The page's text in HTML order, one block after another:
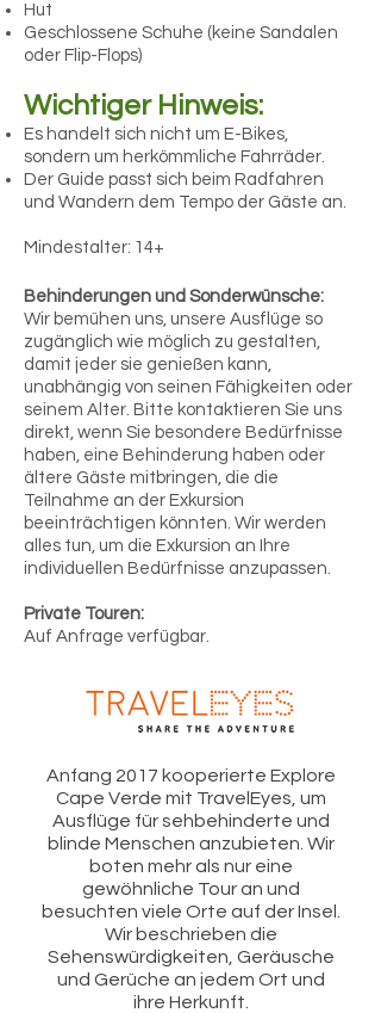
Hut
Geschlossene Schuhe (keine Sandalen
oder Flip-Flops)
Wichtiger Hinweis:
Es handelt sich nicht um E-Bikes,
sondern um herkömmliche Fahrräder.
Der Guide passt sich beim Radfahren
und Wandern dem Tempo der Gäste an.
Mindestalter: 14+
Behinderungen und Sonderwünsche:
Wir bemühen uns, unsere Ausflüge so
zugänglich wie möglich zu gestalten,
damit jeder sie genießen kann,
unabhängig von seinen Fähigkeiten oder
seinem Alter. Bitte kontaktieren Sie uns
direkt, wenn Sie besondere Bedürfnisse
haben, eine Behinderung haben oder
ältere Gäste mitbringen, die die
Teilnahme an der Exkursion
beeinträchtigen könnten. Wir werden
alles tun, um die Exkursion an Ihre
individuellen Bedürfnisse anzupassen.
Private Touren:
Auf Anfrage verfügbar.
Anfang 2017 kooperierte Explore
Cape Verde mit TravelEyes, um
Ausflüge für sehbehinderte und
blinde Menschen anzubieten. Wir
boten mehr als nur eine
gewöhnliche Tour an und
besuchten viele Orte auf der Insel.
Wir beschrieben die
Sehenswürdigkeiten, Geräusche
und Gerüche an jedem Ort und
ihre Herkunft.